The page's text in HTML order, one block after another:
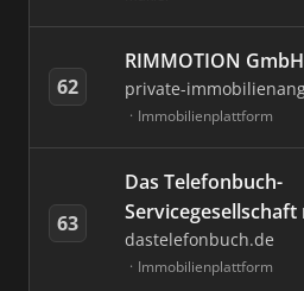
62
RIMMOTION GmbH
private-
Immobilienplattform
63
Das Telefonbuch-
Servicegesellschaft
dastelefonbuch.de
Immobilienplattform